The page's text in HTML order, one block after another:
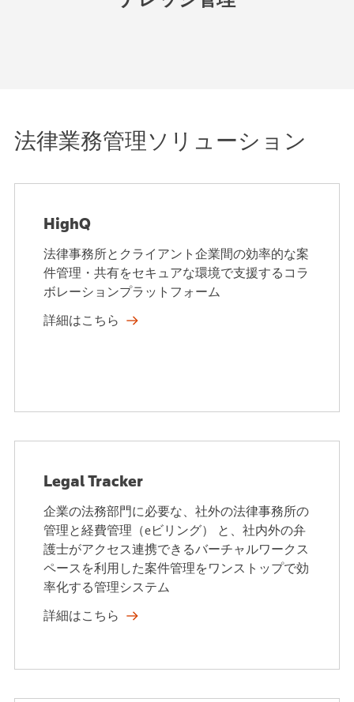
法律業務管理ソリューション
HighQ
法律事務所とクライアント企業間の効率的な案
件管理・共有をセキュアな環境で支援するコラ
ボレーションプラットフォーム
詳細はこちら
Legal Tracker
企業の法務部門に必要な、社外の法律事務所の
管理と経費管理（eビリング） と、社内外の弁
護士がアクセス連携できるバーチャルワークス
ペースを利用した案件管理をワンストップで効
率化する管理システム
詳細はこちら